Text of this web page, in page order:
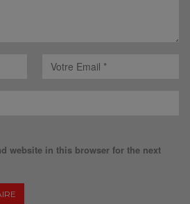
website in this browser for the next